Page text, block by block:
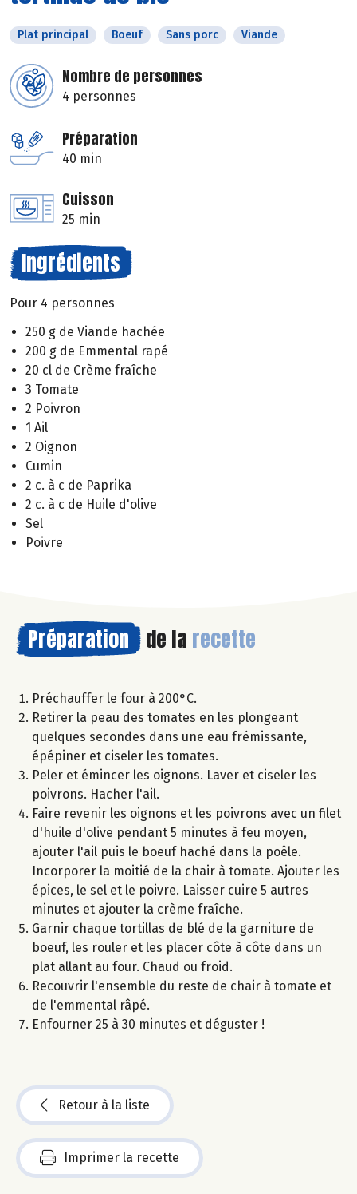
Plat principal Boeuf Sans porc Viande
Nombre de personnes
4 personnes
Préparation
40 min
Cuisson
25 min
Ingrédients
Pour 4 personnes
250 g de Viande hachée
200 g de Emmental rapé
20 cl de Crème fraîche
3 Tomate
2 Poivron
1 Ail
2 Oignon
Cumin
2 c. à c de Paprika
2 c. à c de Huile d'olive
Sel
Poivre
Préparation de la recette
Préchauffer le four à 200°C.
Retirer la peau des tomates en les plongeant
quelques secondes dans une eau frémissante,
épépiner et ciseler les tomates.
Peler et émincer les oignons. Laver et ciseler les
poivrons. Hacher l'ail.
Faire revenir les oignons et les poivrons avec un filet
d'huile d'olive pendant 5 minutes à feu moyen,
ajouter l'ail puis le boeuf haché dans la poêle.
Incorporer la moitié de la chair à tomate. Ajouter les
épices, le sel et le poivre. Laisser cuire 5 autres
minutes et ajouter la crème fraîche.
Garnir chaque tortillas de blé de la garniture de
boeuf, les rouler et les placer côte à côte dans un
plat allant au four. Chaud ou froid.
Recouvrir l'ensemble du reste de chair à tomate et
de l'emmental râpé.
Enfourner 25 à 30 minutes et déguster !
Retour à la liste
Imprimer la recette